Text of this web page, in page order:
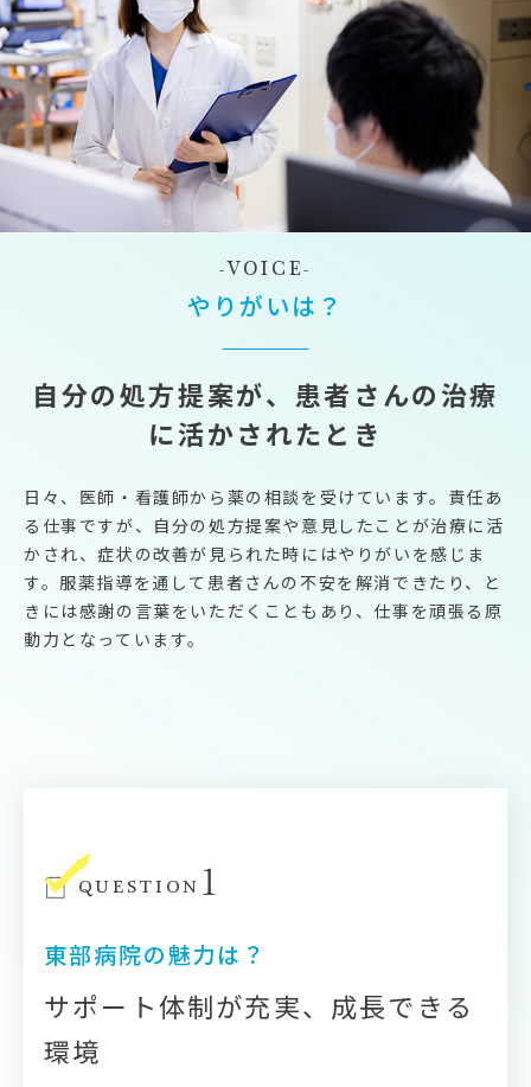
VOICE
やりがいは？
自分の処方提案が、患者さんの治療
に活かされたとき
日々、医師・看護師から薬の相談を受けています。責任あ
る仕事ですが、自分の処方提案や意見したことが治療に活
かされ、症状の改善が見られた時にはやりがいを感じま
す。服薬指導を通して患者さんの不安を解消できたり、と
きには感謝の言葉をいただくこともあり、仕事を頑張る原
動力となっています。
QUESTION 1
東部病院の魅力は？
サポート体制が充実、成長できる
環境